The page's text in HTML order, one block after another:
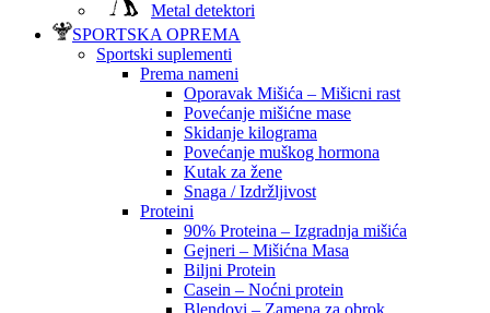
Metal detektori
SPORTSKA OPREMA
Sportski suplementi
Prema nameni
Oporavak Mišića – Mišicni rast
Povećanje mišićne mase
Skidanje kilograma
Povećanje muškog hormona
Kutak za žene
Snaga / Izdržljivost
Proteini
90% Proteina – Izgradnja mišića
Gejneri – Mišićna Masa
Biljni Protein
Casein – Noćni protein
Blendovi – Zamena za obrok